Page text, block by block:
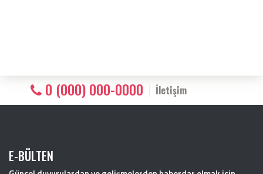
0 (000) 000-0000 İletişim
E-BÜLTEN